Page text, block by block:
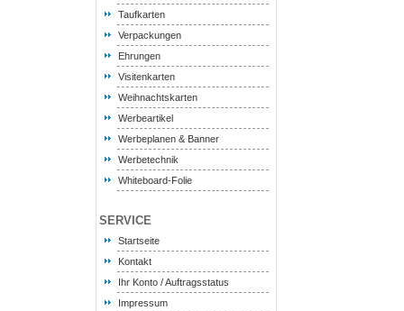
Taufkarten
Verpackungen
Ehrungen
Visitenkarten
Weihnachtskarten
Werbeartikel
Werbeplanen & Banner
Werbetechnik
Whiteboard-Folie
SERVICE
Startseite
Kontakt
Ihr Konto / Auftragsstatus
Impressum